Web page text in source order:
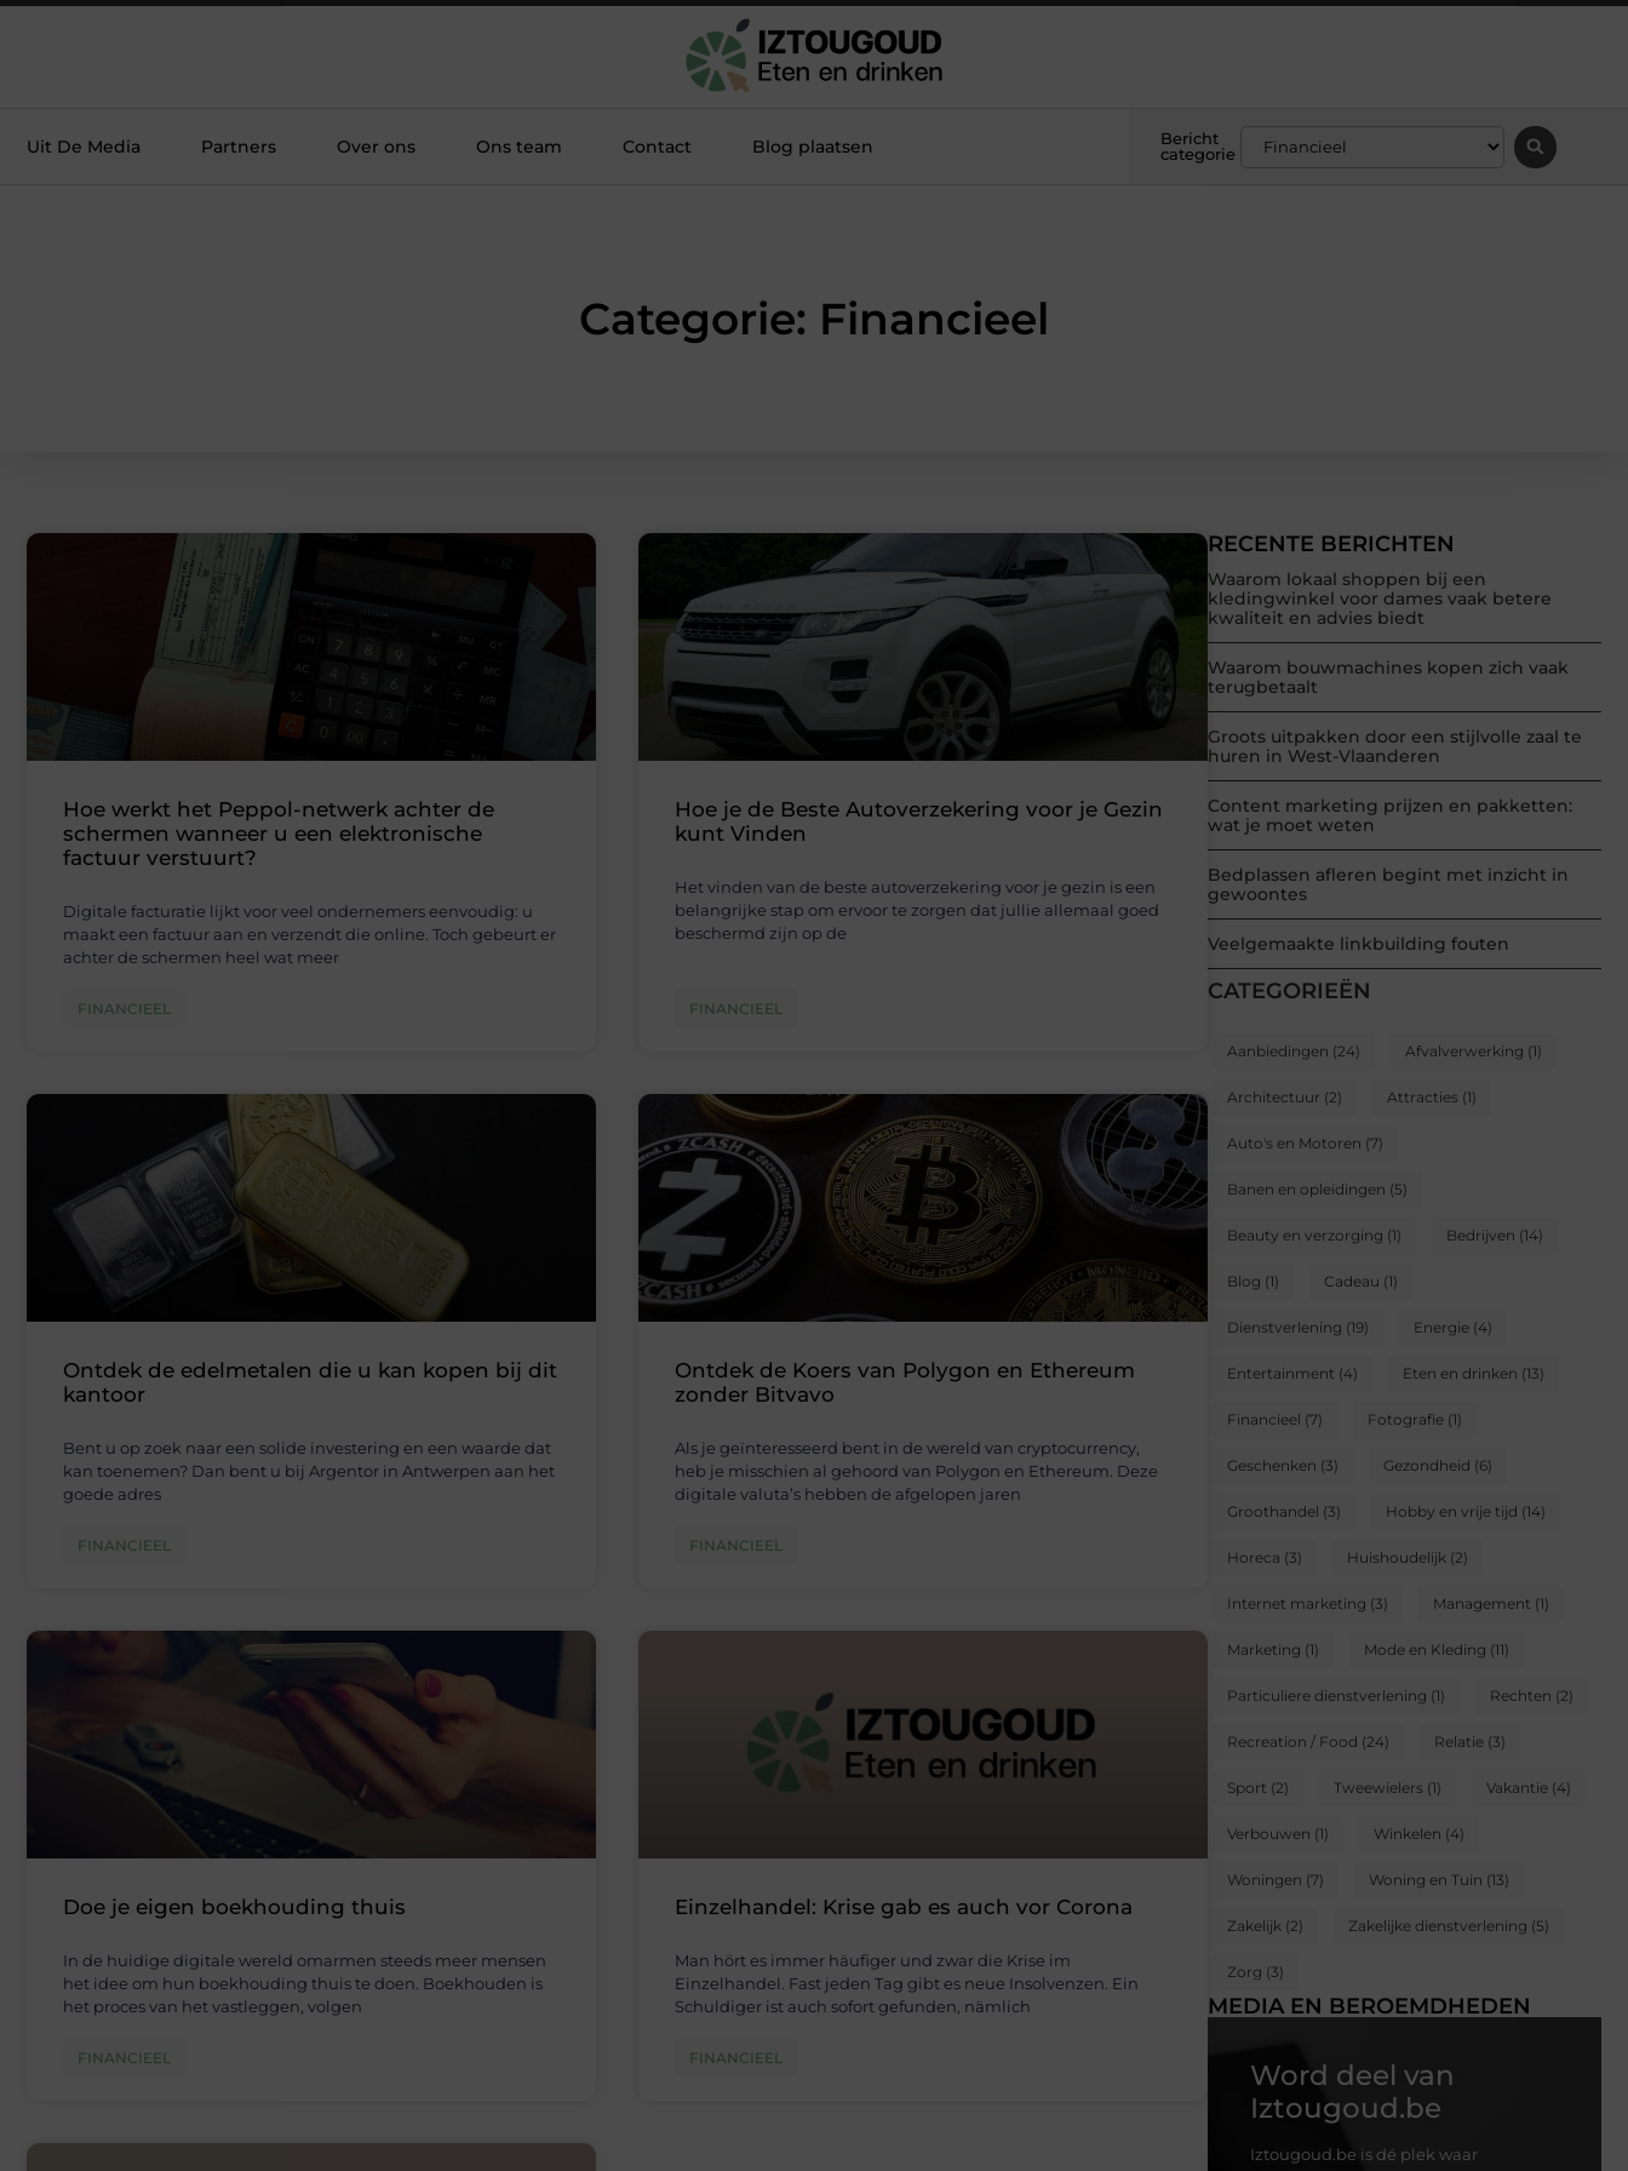
Uit De Media Partners Over ons Ons team Contact Blog plaatsen
Bericht
categorie
Categorie: Financieel
RECENTE BERICHTEN
Waarom lokaal shoppen bij een
kledingwinkel voor dames vaak betere
kwaliteit en advies biedt
Waarom bouwmachines kopen zich vaak
terugbetaalt
Groots uitpakken door een stijlvolle zaal te
huren in West-Vlaanderen
Content marketing prijzen en pakketten:
wat je moet weten
Bedplassen afleren begint met inzicht in
gewoontes
Veelgemaakte linkbuilding fouten
CATEGORIEËN
Aanbiedingen (24) Afvalverwerking (1)
Architectuur (2) Attracties (1)
Auto's en Motoren (7)
Banen en opleidingen (5)
Beauty en verzorging (1) Bedrijven (14)
Blog (1) Cadeau (1)
Dienstverlening (19) Energie (4)
Entertainment (4) Eten en drinken (13)
Financieel (7) Fotografie (1)
Geschenken (3) Gezondheid (6)
Groothandel (3) Hobby en vrije tijd (14)
Horeca (3) Huishoudelijk (2)
Internet marketing (3) Management (1)
Marketing (1) Mode en Kleding (11)
Particuliere dienstverlening (1) Rechten (2)
Recreation / Food (24) Relatie (3)
Sport (2) Tweewielers (1) Vakantie (4)
Verbouwen (1) Winkelen (4)
Woningen (7) Woning en Tuin (13)
Zakelijk (2) Zakelijke dienstverlening (5)
Zorg (3)
MEDIA EN BEROEMDHEDEN
Word deel van
Iztougoud.be
Iztougoud.be is dé plek waar
Hoe werkt het Peppol-netwerk achter de
schermen wanneer u een elektronische
factuur verstuurt?
Digitale facturatie lijkt voor veel ondernemers eenvoudig: u
maakt een factuur aan en verzendt die online. Toch gebeurt er
achter de schermen heel wat meer
FINANCIEEL
Hoe je de Beste Autoverzekering voor je Gezin
kunt Vinden
Het vinden van de beste autoverzekering voor je gezin is een
belangrijke stap om ervoor te zorgen dat jullie allemaal goed
beschermd zijn op de
FINANCIEEL
Ontdek de edelmetalen die u kan kopen bij dit
kantoor
Bent u op zoek naar een solide investering en een waarde dat
kan toenemen? Dan bent u bij Argentor in Antwerpen aan het
goede adres
FINANCIEEL
Ontdek de Koers van Polygon en Ethereum
zonder Bitvavo
Als je geïnteresseerd bent in de wereld van cryptocurrency,
heb je misschien al gehoord van Polygon en Ethereum. Deze
digitale valuta’s hebben de afgelopen jaren
FINANCIEEL
Doe je eigen boekhouding thuis
In de huidige digitale wereld omarmen steeds meer mensen
het idee om hun boekhouding thuis te doen. Boekhouden is
het proces van het vastleggen, volgen
FINANCIEEL
Einzelhandel: Krise gab es auch vor Corona
Man hört es immer häufiger und zwar die Krise im
Einzelhandel. Fast jeden Tag gibt es neue Insolvenzen. Ein
Schuldiger ist auch sofort gefunden, nämlich
FINANCIEEL